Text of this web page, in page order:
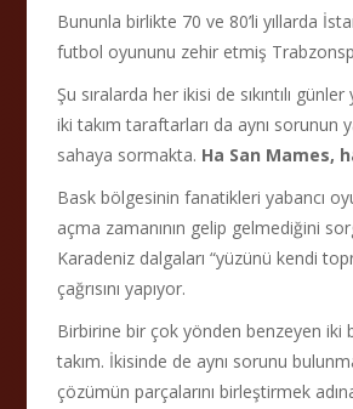
Bununla birlikte 70 ve 80’li yıllarda
futbol oyununu zehir etmiş
Şu sıralarda her ikisi de sıkıntılı
iki takım taraftarları da aynı sorunun
sahaya sormakta. Ha San Mames,
Bask bölgesinin fanatikleri yabancı
açma zamanının gelip gelmediğini
Karadeniz dalgaları “yüzünü kendi
çağrısını yapıyor.
Birbirine bir çok yönden benzeyen iki
takım. İkisinde de aynı sorunu
çözümün parçalarını birleştirmek